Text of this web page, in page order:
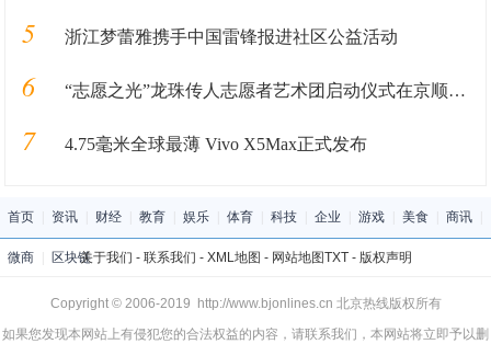
5 浙江梦蕾雅携手中国雷锋报进社区公益活动
6 “志愿之光”龙珠传人志愿者艺术团启动仪式在京顺利启动
7 4.75毫米全球最薄 Vivo X5Max正式发布
首页 资讯 财经 教育 娱乐 体育 科技 企业 游戏 美食 商讯
微商 区块链关于我们 - 联系我们 - XML地图 - 网站地图TXT- 版权声明
Copyright © 2006-2019 http://www.bjonlines.cn 北京热线版权所有
如果您发现本网站上有侵犯您的合法权益的内容，请联系我们，本网站将立即予以删